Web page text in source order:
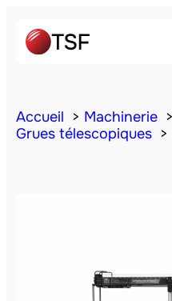
Accueil Machinerie
Grues télescopiques